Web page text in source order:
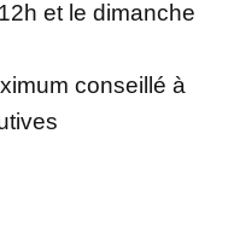
et le dimanche
conseillé à